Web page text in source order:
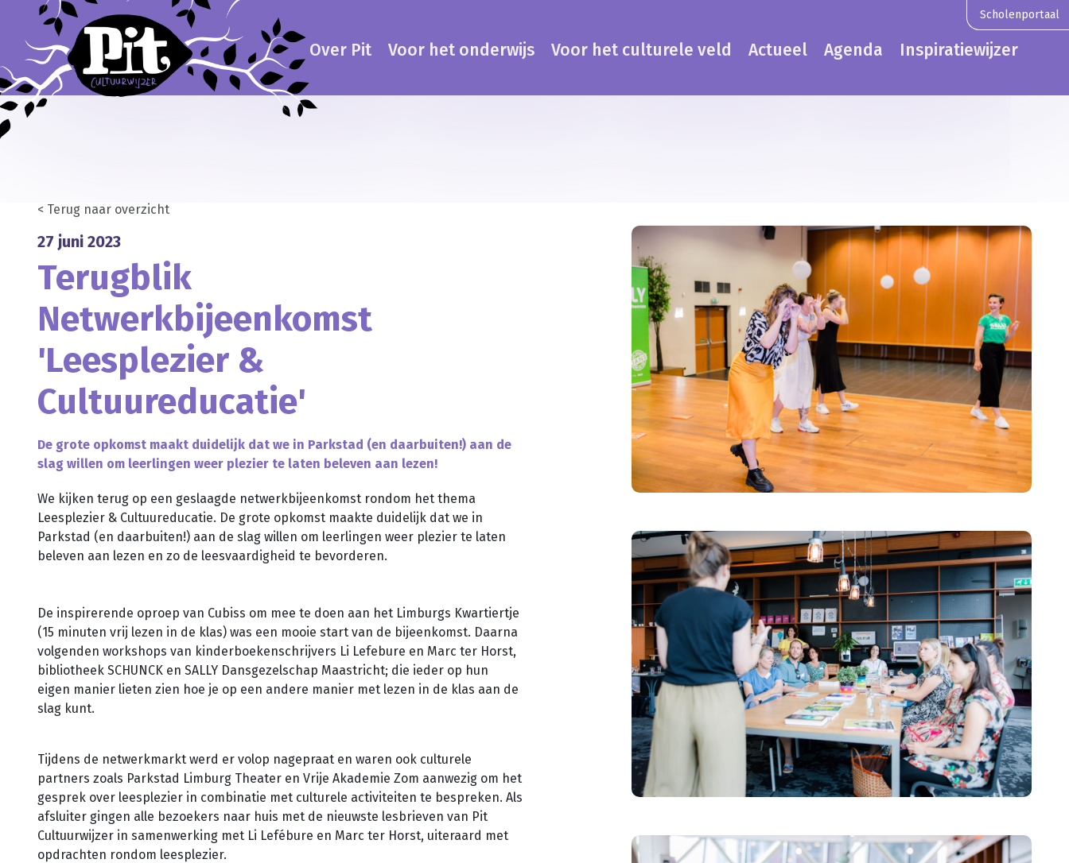
Over Pit Voor het onderwijs Voor het culturele veld Actueel Agenda Inspiratiewijzer
Scholenportaal
< Terug naar overzicht
27 juni 2023
Terugblik
Netwerkbijeenkomst
'Leesplezier &
Cultuureducatie'
De grote opkomst maakt duidelijk dat we in Parkstad (en daarbuiten!) aan de
slag willen om leerlingen weer plezier te laten beleven aan lezen!
We kijken terug op een geslaagde netwerkbijeenkomst rondom het thema
Leesplezier & Cultuureducatie. De grote opkomst maakte duidelijk dat we in
Parkstad (en daarbuiten!) aan de slag willen om leerlingen weer plezier te laten
beleven aan lezen en zo de leesvaardigheid te bevorderen.
De inspirerende oproep van Cubiss om mee te doen aan het Limburgs Kwartiertje
(15 minuten vrij lezen in de klas) was een mooie start van de bijeenkomst. Daarna
volgenden workshops van kinderboekenschrijvers Li Lefebure en Marc ter Horst,
bibliotheek SCHUNCK en SALLY Dansgezelschap Maastricht; die ieder op hun
eigen manier lieten zien hoe je op een andere manier met lezen in de klas aan de
slag kunt.
Tijdens de netwerkmarkt werd er volop nagepraat en waren ook culturele
partners zoals Parkstad Limburg Theater en Vrije Akademie Zom aanwezig om het
gesprek over leesplezier in combinatie met culturele activiteiten te bespreken. Als
afsluiter gingen alle bezoekers naar huis met de nieuwste lesbrieven van Pit
Cultuurwijzer in samenwerking met Li Lefébure en Marc ter Horst, uiteraard met
opdrachten rondom leesplezier.